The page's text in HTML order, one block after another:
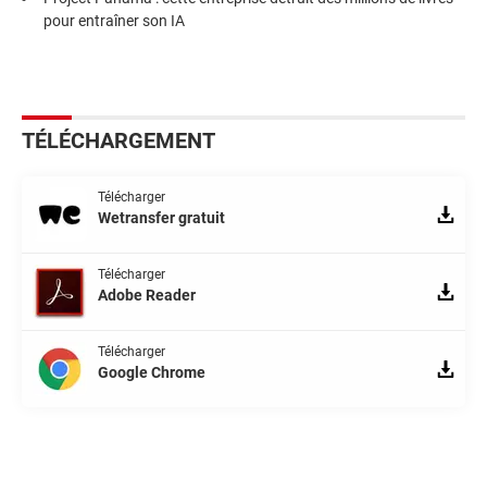
pour entraîner son IA
TÉLÉCHARGEMENT
Télécharger
Wetransfer gratuit
Télécharger
Adobe Reader
Télécharger
Google Chrome